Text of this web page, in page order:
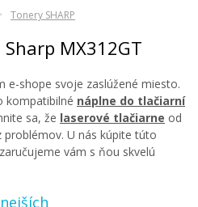
Tonery SHARP
MX312GT
e-shope svoje zaslúžené miesto.
kompatibilné náplne do tlačiarní
sa, že laserové tlačiarne od
U nás kúpite túto
vám s ňou skvelú